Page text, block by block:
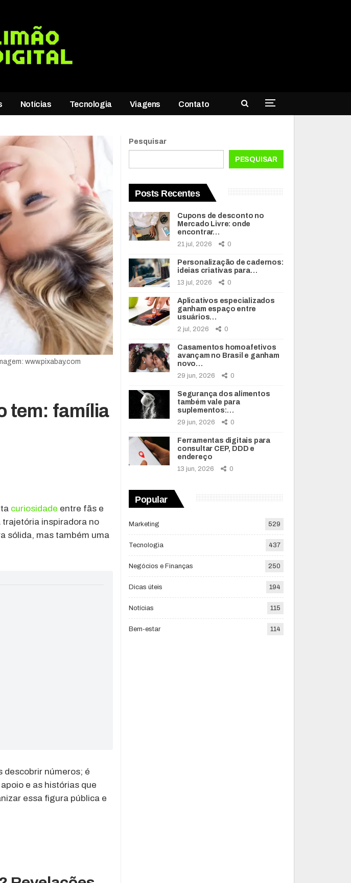
Notícias Tecnologia Viagens Contato
www.pixabay.com
tem: família
curiosidade entre fãs e
inspiradora no
sólida, mas também uma
descobrir números; é
e as histórias que
essa figura pública e
Pesquisar
PESQUISAR
Posts Recentes
Cupons de desconto no
Mercado Livre: onde
encontrar…
21 jul, 2026 0
Personalização de cadernos:
ideias criativas para…
13 jul, 2026 0
Aplicativos especializados
ganham espaço entre
usuários…
2 jul, 2026 0
Casamentos homoafetivos
avançam no Brasil e ganham
novo…
29 jun, 2026 0
Segurança dos alimentos
também vale para
suplementos:…
29 jun, 2026 0
Ferramentas digitais para
consultar CEP, DDD e
endereço
13 jun, 2026 0
Popular
Marketing 529
Tecnologia 437
Negócios e Finanças 250
Dicas úteis 194
Notícias 115
Bem-estar 114